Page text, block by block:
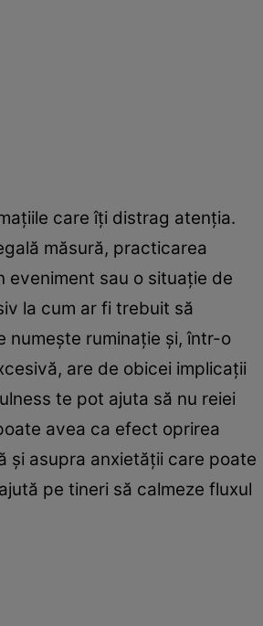
care îți distrag atenția.
măsură, practicarea
sau o situaţie de
la cum ar fi trebuit să
numeşte ruminaţie şi, într-o
are de obicei implicaţii
te pot ajuta să nu reiei
avea ca efect oprirea
și asupra anxietății care poate
pe tineri să calmeze fluxul